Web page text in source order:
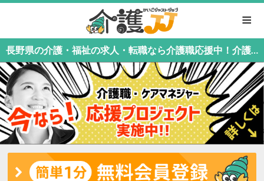
≡
長野県の介護・福祉の求人・転職なら介護職応援中！介護職専門の介護ジャストジョブ